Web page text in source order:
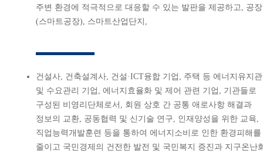
주변 환경에 적극적으로 대응할 수 있는 발판을 제공하고, 공장
(스마트공장), 스마트산업단지,
건설사, 건축설계사, 건설·ICT융합 기업, 주택 등 에너지유지
및 수요관리 기업, 에너지효율화 및 제어 관련 기업, 기관들로
구성된 비영리단체로서, 회원 상호 간 공통 애로사항 해결과
정보의 교환, 공동협력 및 신기술 연구, 인재양성을 위한 교육,
직업능력개발훈련 등을 통하여 에너지소비로 인한 환경피해를
줄이고 국민경제의 건전한 발전 및 국민복지 증진과 지구온난